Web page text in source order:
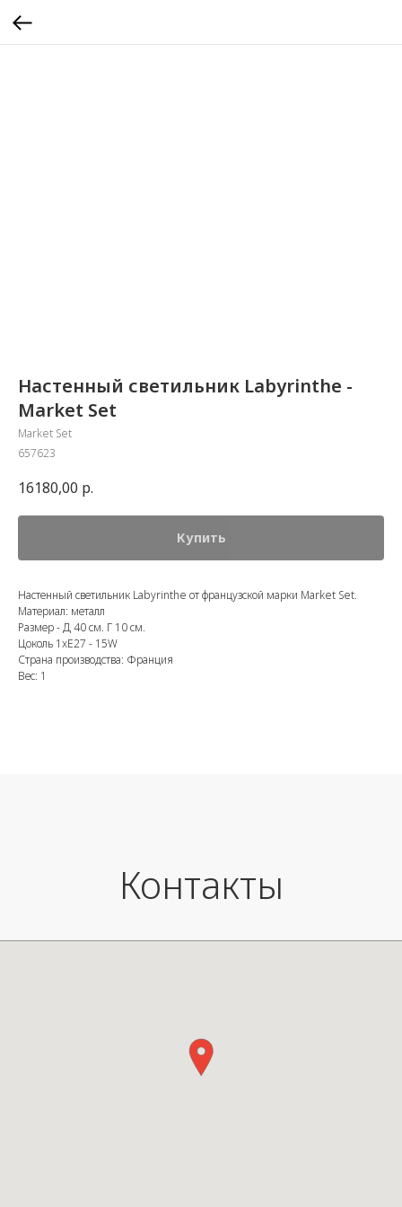
Настенный светильник Labyrinthe -
Market Set
Market Set
657623
16180,00 р.
Купить
Настенный светильник Labyrinthe от французской марки Market Set.
Материал: металл
Размер - Д 40 см. Г 10 см.
Цоколь 1xE27 - 15W
Страна производства: Франция
Вес: 1
Контакты